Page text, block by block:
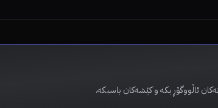
ئاڵووگۆڕ بکە و کێشەکان باسبکە.